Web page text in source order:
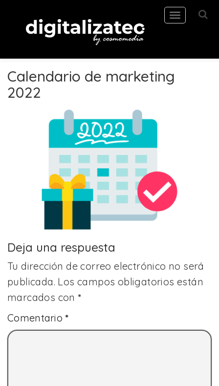
Toggle
navigation
Calendario de marketing
2022
Deja una respuesta
Tu dirección de correo electrónico no será
publicada. Los campos obligatorios están
marcados con*
Comentario*